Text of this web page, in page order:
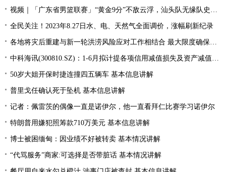
视频｜「广东省男篮联赛」“黄金9分”不敌云浮，汕头队无缘队史首个四强
全民关注！2023年8.27日水、电、天然气全面调价，涨幅刷新纪录
各地将灾后重建与新一轮洪涝风险应对工作相结合 最大限度确保群众生命财产安全
中科海讯(300810.SZ)：1-6月拟计提各项信用减值损失及资产减值准备5189.85万元
50岁大姐开保时捷连撞四五辆车 基本信息讲解
普里戈任确认死于坠机 基本信息讲解
记者：佩雷茨的偶像一直是诺伊尔，他一直看拜仁比赛学习诺伊尔
特朗普用嫌犯照筹款710万美元 基本信息讲解
博士被困缅甸：因业绩不好被转卖 基本情况讲解
“代骂服务”商家:可选择是否带脏话 基本情况讲解